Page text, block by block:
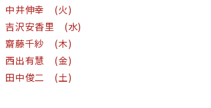
中井伸幸 (火)
吉沢安香里 (水)
齋藤千紗 (木)
西出有慧 (金)
田中俊二 (土)